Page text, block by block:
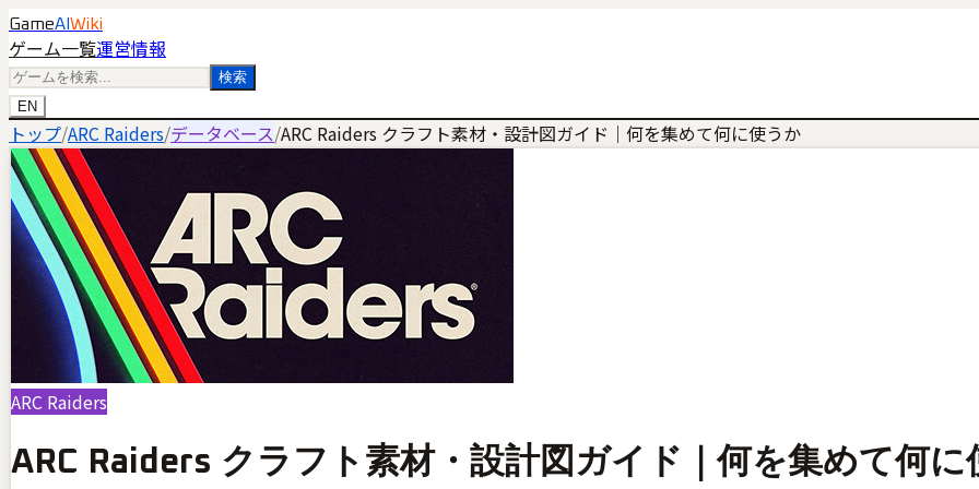
GameAI Wiki
ゲーム一覧運営情報
検索
EN
トップ/ARC Raiders/データベース/ARC Raiders クラフト素材・設計図ガイド｜何を集めて何に使うか
ARC Raiders
ARC Raiders クラフト素材・設計図ガイド｜何を集めて何に